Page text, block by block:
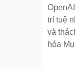
trí tuệ
và
hóa